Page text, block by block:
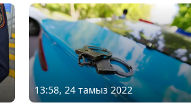
13:58, 24 тамыз 2022